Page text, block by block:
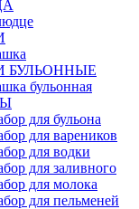
БУЛЬОННЫЕ
бульонная
для бульона
для вареников
для водки
для заливного
для молока
для пельменей